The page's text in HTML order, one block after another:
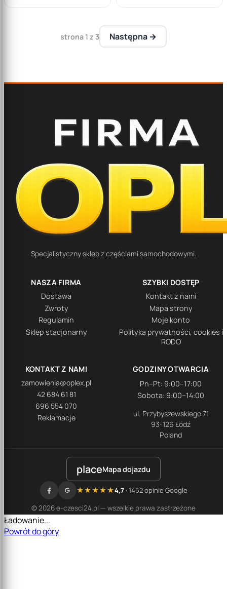
strona 1 z 3 Następna →
Specjalistyczny sklep z częściami samochodowymi.
NASZA FIRMA
Dostawa
Zwroty
Regulamin
Sklep stacjonarny
SZYBKI DOSTĘP
Kontakt z nami
Mapa strony
Moje konto
Polityka prywatności, cookies i
RODO
KONTAKT Z NAMI
zamowienia@oplex.pl
42 684 61 81
696 554 070
Reklamacje
GODZINY OTWARCIA
Pn–Pt: 9:00–17:00
Sobota: 9:00–14:00
ul. Przybyszewskiego 71
93-126 Łódź
Poland
placeMapa dojazdu
© 2026 e-czesci24.pl — wszelkie prawa zastrzeżone
★★★★★4,7· 1452 opinie Google
Ładowanie...
Powrót do góry